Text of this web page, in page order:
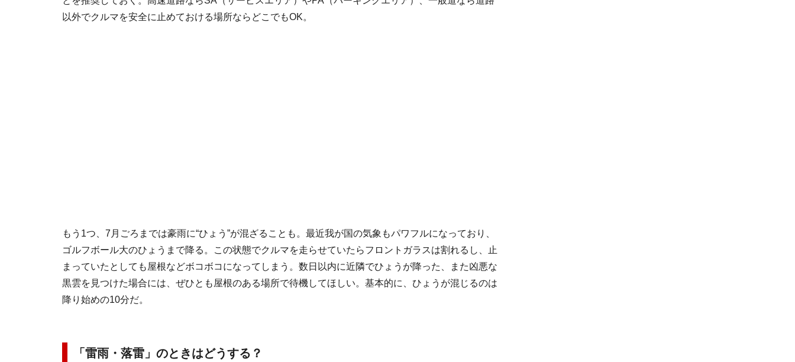
以外でクルマを安全に止めておける場所ならどこでもOK。
もう1つ、7月ごろまでは豪雨に“ひょう”が混ざることも。最近我が国の気象もパワフルになっており、
ゴルフボール大のひょうまで降る。この状態でクルマを走らせていたらフロントガラスは割れるし、止
まっていたとしても屋根などボコボコになってしまう。数日以内に近隣でひょうが降った、また凶悪な
黒雲を見つけた場合には、ぜひとも屋根のある場所で待機してほしい。基本的に、ひょうが混じるのは
降り始めの10分だ。
「雷雨・落雷」のときはどうする？